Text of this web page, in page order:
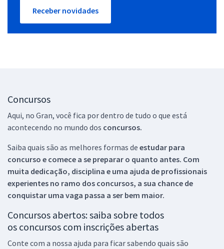
Receber novidades
Concursos
Aqui, no Gran, você fica por dentro de tudo o que está
acontecendo no mundo dos concursos.
Saiba quais são as melhores formas de estudar para
concurso e comece a se preparar o quanto antes. Com
muita dedicação, disciplina e uma ajuda de profissionais
experientes no ramo dos concursos, a sua chance de
conquistar uma vaga passa a ser bem maior.
Concursos abertos: saiba sobre todos
os concursos com inscrições abertas
Conte com a nossa ajuda para ficar sabendo quais são